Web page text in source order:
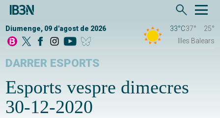
Diumenge, 09 d'agost de 2026 33°C37°
25°
Illes Balears
DARRER ESPORTS
Esports vespre dimecres
30-12-2020